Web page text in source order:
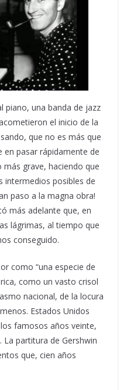
piano, una banda de jazz
el inicio de la
que no es más que
pasar rápidamente de
grave, haciendo que
intermedios posibles de
paso a la magna obra!
más adelante que, en
lágrimas, al tiempo que
conseguido.
como “una especie de
como un vasto crisol
nacional, de la locura
Estados Unidos
famosos años veinte,
partitura de Gershwin
que, cien años